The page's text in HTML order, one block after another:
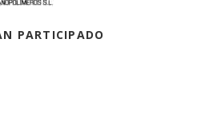
PARTICIPADO